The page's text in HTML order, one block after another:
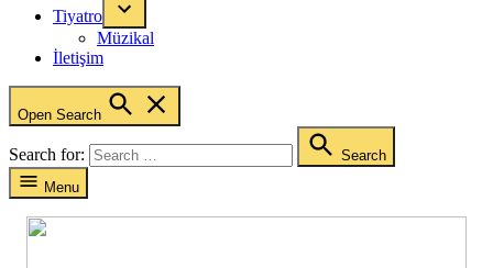
Tiyatro
Müzikal
İletişim
Open Search
Search for:
Search
Menu